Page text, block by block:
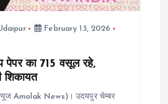
February 13, 2026
पेपर का 715 वसूल रहे,
शिकायत
Amolak News)। उदयपुर चेम्बर